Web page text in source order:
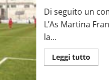
Di seguito un
L’As Martina
la...
Leggi tutto